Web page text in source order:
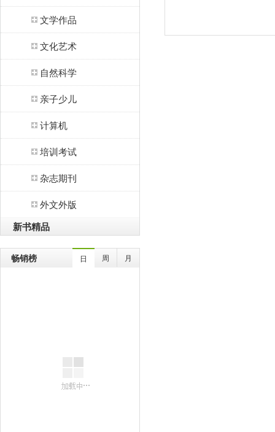
文学作品
文化艺术
自然科学
亲子少儿
计算机
培训考试
杂志期刊
外文外版
新书精品
畅销榜 日 周 月